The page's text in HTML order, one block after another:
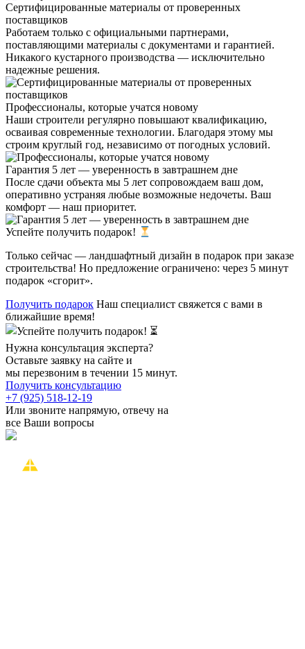
Сертифицированные материалы от проверенных
поставщиков
Работаем только с официальными партнерами,
поставляющими материалы с документами и гарантией.
Никакого кустарного производства — исключительно
надежные решения.
Профессионалы, которые учатся новому
Наши строители регулярно повышают квалификацию,
осваивая современные технологии. Благодаря этому мы
строим круглый год, независимо от погодных условий.
Гарантия 5 лет — уверенность в завтрашнем дне
После сдачи объекта мы 5 лет сопровождаем ваш дом,
оперативно устраняя любые возможные недочеты. Ваш
комфорт — наш приоритет.
Успейте получить подарок!
Только сейчас — ландшафтный дизайн в подарок при заказе
строительства! Но предложение ограничено: через 5 минут
подарок «сгорит».
Получить подарок Наш специалист свяжется с вами в
ближайшие время!
Нужна консультация эксперта?
Оставьте заявку на сайте и
мы перезвоним в течении 15 минут.
Получить консультацию
+7 (925) 518-12-19
Или звоните напрямую, отвечу на
все Ваши вопросы